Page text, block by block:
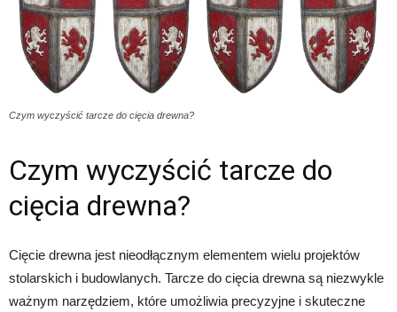
Czym wyczyścić tarcze do cięcia drewna?
Czym wyczyścić tarcze do
cięcia drewna?
Cięcie drewna jest nieodłącznym elementem wielu projektów
stolarskich i budowlanych. Tarcze do cięcia drewna są niezwykle
ważnym narzędziem, które umożliwia precyzyjne i skuteczne